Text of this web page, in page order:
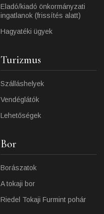
Eladó/kiadó önkormányzati
ingatlanok (frissítés alatt)
Hagyatéki ügyek
Turizmus
Szálláshelyek
Vendéglátók
Lehetőségek
Bor
Borászatok
A tokaji bor
Riedel Tokaji Furmint pohár